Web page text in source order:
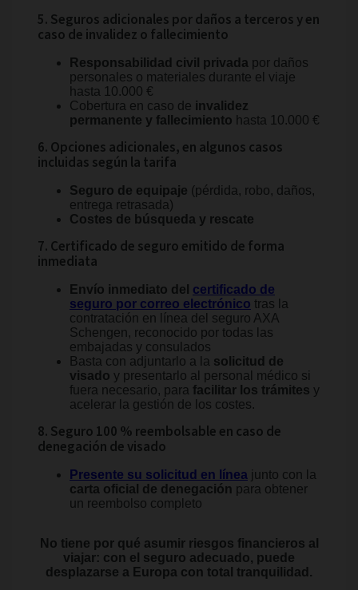
5. Seguros adicionales por daños a terceros y en
caso de invalidez o fallecimiento
Responsabilidad civil privada por daños
personales o materiales durante el viaje
hasta 10.000 €
Cobertura en caso de invalidez
permanente y fallecimiento hasta 10.000 €
6. Opciones adicionales, en algunos casos
incluidas según la tarifa
Seguro de equipaje (pérdida, robo, daños,
entrega retrasada)
Costes de búsqueda y rescate
7. Certificado de seguro emitido de forma
inmediata
Envío inmediato del certificado de
seguro por correo electrónico tras la
contratación en línea del seguro AXA
Schengen, reconocido por todas las
embajadas y consulados
Basta con adjuntarlo a la solicitud de
visado y presentarlo al personal médico si
fuera necesario, para facilitar los trámites y
acelerar la gestión de los costes.
8. Seguro 100 % reembolsable en caso de
denegación de visado
Presente su solicitud en línea junto con la
carta oficial de denegación para obtener
un reembolso completo
No tiene por qué asumir riesgos financieros al
viajar: con el seguro adecuado, puede
desplazarse a Europa con total tranquilidad.